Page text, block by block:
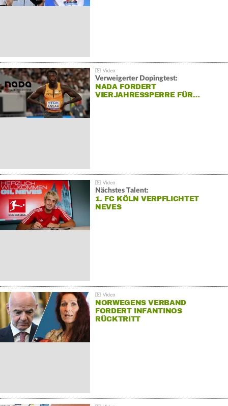
Verweigerter Dopingtest:
NADA FORDERT
VIERJAHRESSPERRE FÜR…
Nächstes Talent:
1. FC KÖLN VERPFLICHTET
NEVES
NORWEGENS VERBAND
FORDERT INFANTINOS
RÜCKTRITT